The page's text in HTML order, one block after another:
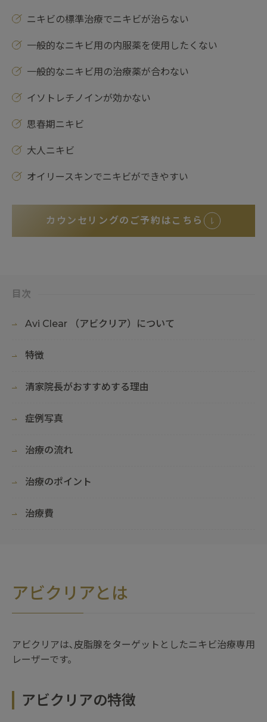
ニキビの標準治療でニキビが治らない
一般的なニキビ用の内服薬を使用したくない
一般的なニキビ用の治療薬が合わない
イソトレチノインが効かない
思春期ニキビ
大人ニキビ
オイリースキンでニキビができやすい
カウンセリングのご予約はこちら
目次
Avi Clear （アビクリア）について
特徴
清家院長がおすすめする理由
症例写真
治療の流れ
治療のポイント
治療費
アビクリアとは
アビクリアは､皮脂腺をターゲットとしたニキビ治療専用
レーザーです。
アビクリアの特徴